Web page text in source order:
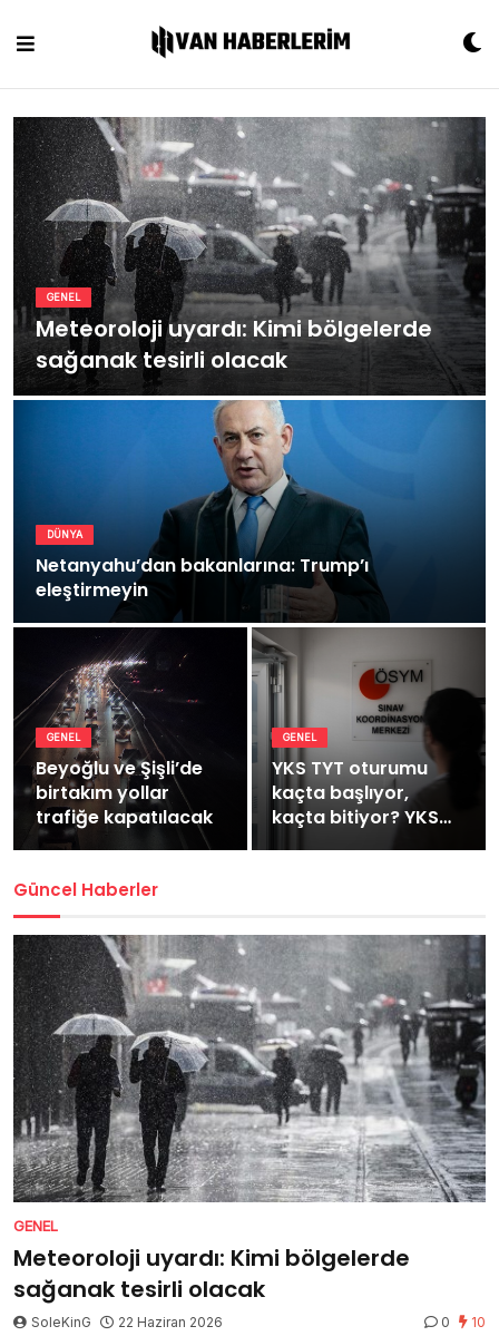
content
GENEL
Meteoroloji uyardı: Kimi bölgelerde
sağanak tesirli olacak
DÜNYA
Netanyahu’dan bakanlarına: Trump’ı
eleştirmeyin
GENEL
Beyoğlu ve Şişli’de
birtakım yollar
trafiğe kapatılacak
GENEL
YKS TYT oturumu
kaçta başlıyor,
kaçta bitiyor? YKS
Güncel Haberler
GENEL
Meteoroloji uyardı: Kimi bölgelerde
sağanak tesirli olacak
SoleKinG 22 Haziran 2026 0 10